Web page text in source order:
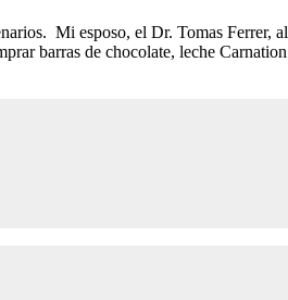
Mi esposo, el Dr. Tomas Ferrer, al
barras de chocolate, leche Carnation